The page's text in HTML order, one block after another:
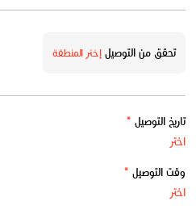
تحقق من التوصيلإختر المنطقة
تاريخ التوصيل *
وقت التوصيل *